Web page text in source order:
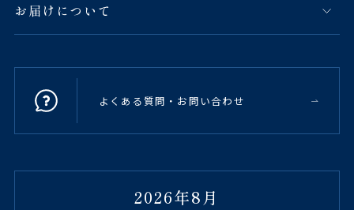
お届けについて
よくある質問・お問い合わせ
2026年8月